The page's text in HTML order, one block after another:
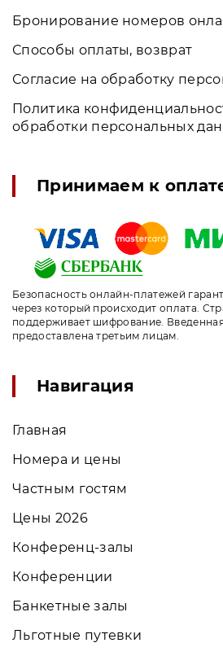
Бронирование номеров
Способы оплаты, возврат
Согласие на обработку
Политика
обработки персональных
Принимаем к
Безопасность онлайн-платежей
через который происходит оплата.
поддерживает шифрование.
предоставлена третьим лицам.
Навигация
Главная
Номера и цены
Частным гостям
Цены 2026
Конференц-залы
Конференции
Банкетные залы
Льготные путевки